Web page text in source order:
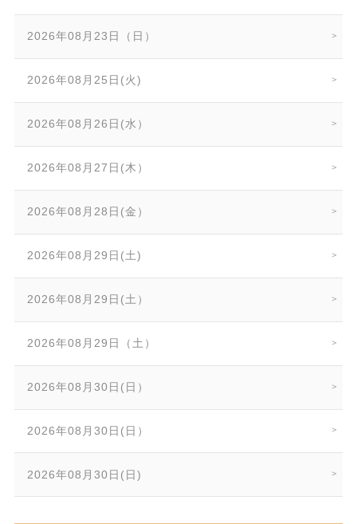
2026年08月23日（日）
2026年08月25日(火)
2026年08月26日(水）
2026年08月27日(木）
2026年08月28日(金）
2026年08月29日(土)
2026年08月29日(土）
2026年08月29日（土）
2026年08月30日(日）
2026年08月30日(日）
2026年08月30日(日)